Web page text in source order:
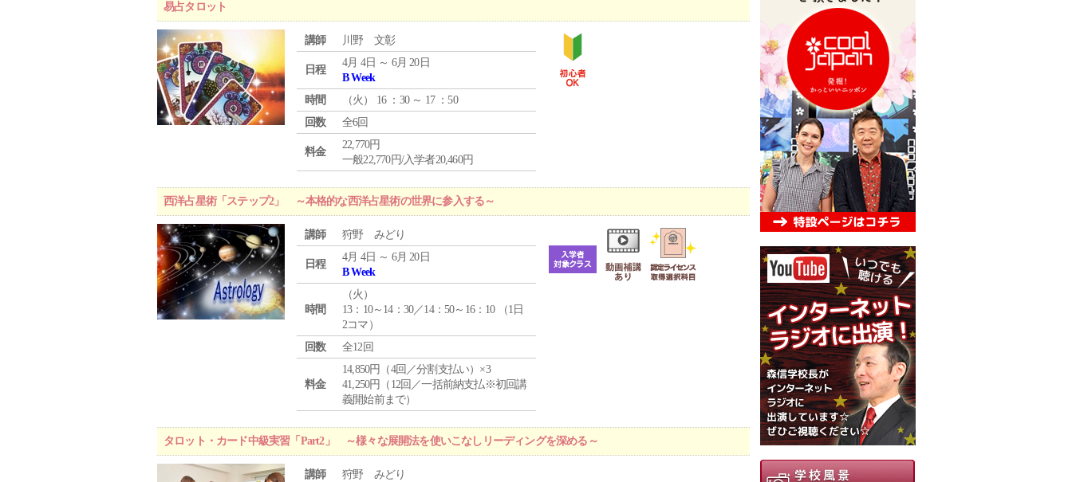
易占タロット
講師 川野 文彰
日程
4月 4日 ～ 6月 20日
B Week
時間
（火 ） 16 ：30 ～ 17 ：50
回数
全6回
料金
22,770円
一般22,770円/入学者20,460円
西洋占星術「ステップ2」 ～本格的な西洋占星術の世界に参入する～
講師 狩野 みどり
日程
4月 4日 ～ 6月 20日
B Week
時間
（火 ）
13：10～14：30／14：50～16：10 （1日
2コマ）
回数
全12回
料金
14,850円（4回／分割支払い）×3
41,250円（12回／一括前納支払※初回講
義開始前まで）
タロット・カード中級実習「Part2」 ～様々な展開法を使いこなしリーディングを深める～
講師 狩野 みどり